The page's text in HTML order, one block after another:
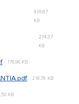
439,87
KB
274,37
KB
179,96 KB
218,78 KB
KB